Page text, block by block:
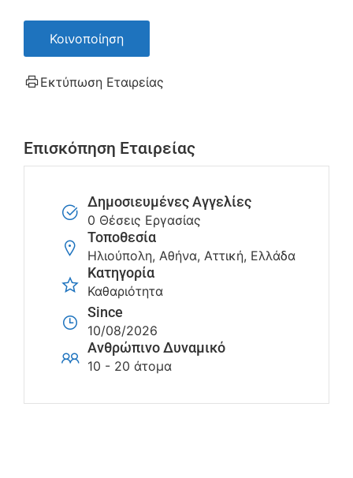
Κοινοποίηση
Εκτύπωση Εταιρείας
Επισκόπηση Εταιρείας
Δημοσιευμένες Αγγελίες
0 Θέσεις Εργασίας
Τοποθεσία
Ηλιούπολη, Αθήνα, Αττική, Ελλάδα
Κατηγορία
Καθαριότητα
Since
10/08/2026
Ανθρώπινο Δυναμικό
10 - 20 άτομα